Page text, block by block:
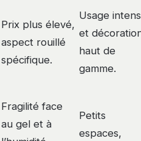
Prix plus élevé,
aspect rouillé
spécifique.
Usage
et
haut de
gamme.
Fragilité face
au gel et à
Petits
espaces,